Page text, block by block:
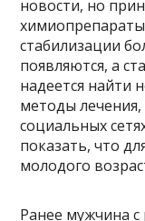
новости, но
стабилизации
появляются, а
надеется найти
методы лечения,
социальных
показать, что
молодого
Ранее мужчина